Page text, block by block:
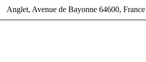
Anglet, Avenue de Bayonne 64600, France